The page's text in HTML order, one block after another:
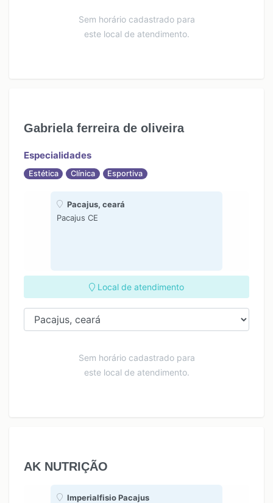
Sem horário cadastrado para
este local de atendimento.
Gabriela ferreira de oliveira
Especialidades
Estética Clínica Esportiva
Pacajus, ceará
Pacajus CE
Local de atendimento
Sem horário cadastrado para
este local de atendimento.
AK NUTRIÇÃO
Imperialfisio Pacajus